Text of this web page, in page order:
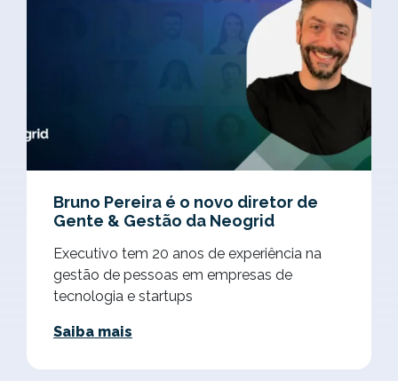
Bruno Pereira é o novo diretor de
Gente & Gestão da Neogrid
Executivo tem 20 anos de experiência na
gestão de pessoas em empresas de
tecnologia e startups
Saiba mais